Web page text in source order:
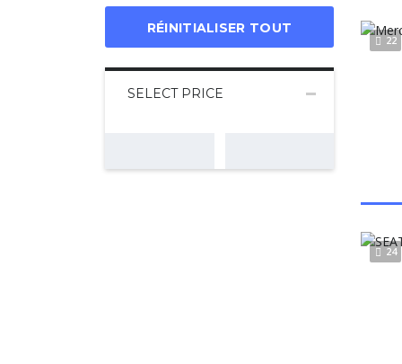
RÉINITIALISER TOUT
SELECT PRICE
22
24